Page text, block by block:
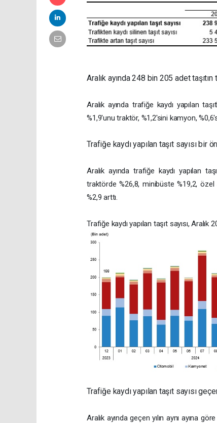
Aralık ayında 248 bin 205 adet taşıtın
Aralık ayında trafiğe kaydı yapılan
%1,9'unu traktör, %1,2'sini kamyon,
Trafiğe kaydı yapılan taşıt sayısı bir
Aralık ayında trafiğe kaydı yapılan
traktörde %26,8, minibüste %19,2,
%2,9 arttı.
Trafiğe kaydı yapılan taşıt sayısı, Aralık
Trafiğe kaydı yapılan taşıt sayısı
Aralık ayında geçen yılın aynı ayına